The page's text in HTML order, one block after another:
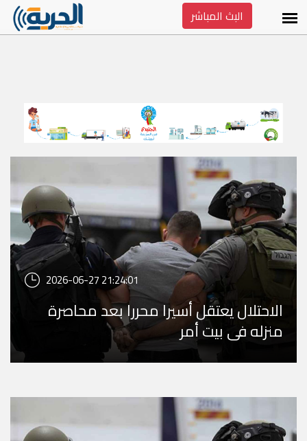
البث المباشر
2026-06-27 21:24:01
الاحتلال يعتقل أسيرا محررا بعد محاصرة
منزله في بيت أمر